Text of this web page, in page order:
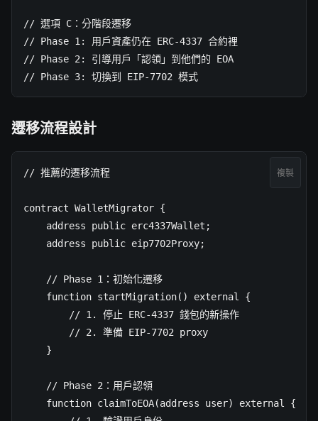
// 選項 C：分階段遷移
// Phase 1: 用戶資產仍在 ERC-4337 合約裡
// Phase 2: 引導用戶「認領」到他們的 EOA
// Phase 3: 切換到 EIP-7702 模式
遷移流程設計
// 推薦的遷移流程
contract WalletMigrator {
    address public erc4337Wallet;
    address public eip7702Proxy;
    // Phase 1：初始化遷移
    function startMigration() external {
        // 1. 停止 ERC-4337 錢包的新操作
        // 2. 準備 EIP-7702 proxy
    }
    // Phase 2：用戶認領
    function claimToEOA(address user) external {
複製